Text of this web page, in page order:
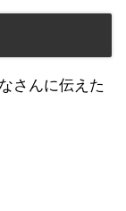
さんに伝えた